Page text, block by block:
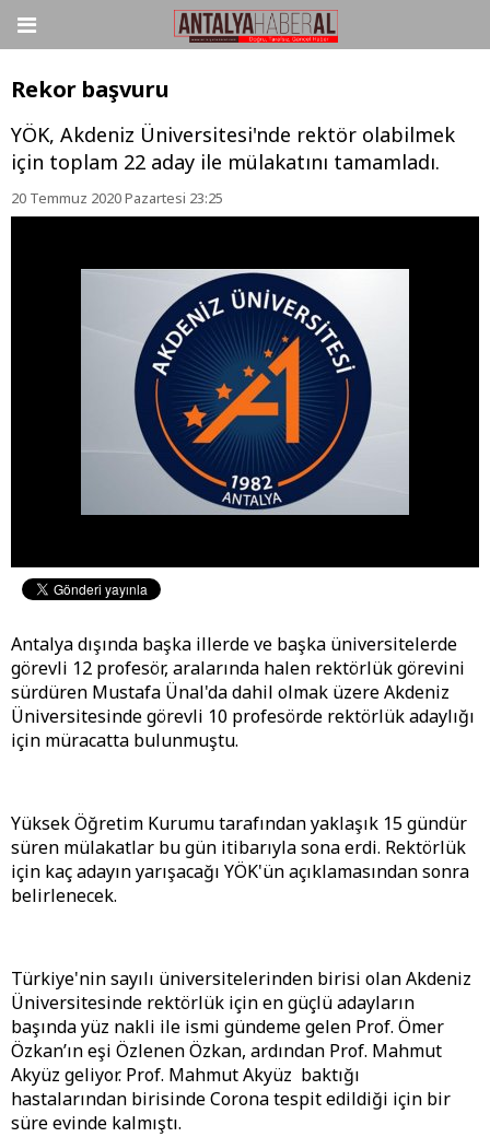
Rekor başvuru
YÖK, Akdeniz Üniversitesi'nde rektör olabilmek
için toplam 22 aday ile mülakatını tamamladı.
20 Temmuz 2020 Pazartesi 23:25
Antalya dışında başka illerde ve başka üniversitelerde
görevli 12 profesör, aralarında halen rektörlük görevini
sürdüren Mustafa Ünal'da dahil olmak üzere Akdeniz
Üniversitesinde görevli 10 profesörde rektörlük adaylığı
için müracatta bulunmuştu.
Yüksek Öğretim Kurumu tarafından yaklaşık 15 gündür
süren mülakatlar bu gün itibarıyla sona erdi. Rektörlük
için kaç adayın yarışacağı YÖK'ün açıklamasından sonra
belirlenecek.
Türkiye'nin sayılı üniversitelerinden birisi olan Akdeniz
Üniversitesinde rektörlük için en güçlü adayların
başında yüz nakli ile ismi gündeme gelen Prof. Ömer
Özkan’ın eşi Özlenen Özkan, ardından Prof. Mahmut
Akyüz geliyor. Prof. Mahmut Akyüz baktığı
hastalarından birisinde Corona tespit edildiği için bir
süre evinde kalmıştı.